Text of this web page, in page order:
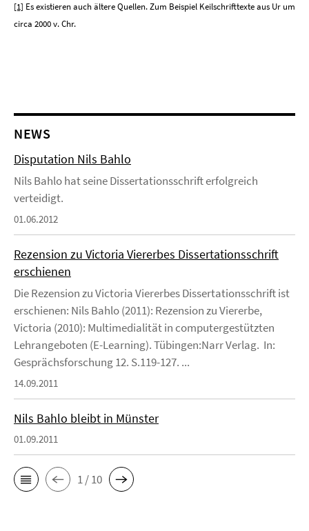
[1] Es existieren auch ältere Quellen. Zum Beispiel Keilschrifttexte aus Ur um
circa 2000 v. Chr.
NEWS
Disputation Nils Bahlo
Nils Bahlo hat seine Dissertationsschrift erfolgreich
verteidigt.
01.06.2012
Rezension zu Victoria Viererbes Dissertationsschrift
erschienen
Die Rezension zu Victoria Viererbes Dissertationsschrift ist
erschienen: Nils Bahlo (2011): Rezension zu Viererbe,
Victoria (2010): Multimedialität in computergestützten
Lehrangeboten (E-Learning). Tübingen:Narr Verlag. In:
Gesprächsforschung 12. S.119-127. ...
14.09.2011
Nils Bahlo bleibt in Münster
01.09.2011
1 / 10